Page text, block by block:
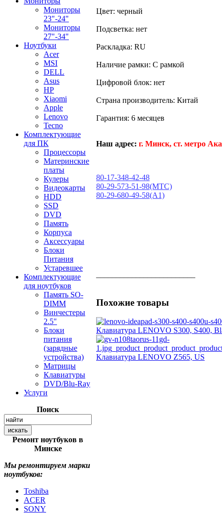
Мониторы
23"-24"
Мониторы
27"-34"
Ноутбуки
Acer
MSI
DELL
Asus
HP
Xiaomi
Apple
Lenovo
Tecno
Комплектующие
для ПК
Процессоры
Материнские
платы
Кулеры
Видеокарты
HDD
SSD
DVD
Память
Корпуса
Аксессуары
Блоки
Питания
Устаревшее
Комплектующие
для ноутбуков
Память SO-
DIMM
Винчестеры
2.5"
Блоки
питания
(зарядные
устройства)
Матрицы
Клавиатуры
DVD/Blu-Ray
Услуги
Поиск
Ремонт ноутбуков в
Минске
Мы ремонтируем марки
ноутбуков:
Toshiba
ACER
SONY
Цвет: черный
Подсветка: нет
Раскладка: RU
Наличие рамки: С рамкой
Цифровой блок: нет
Страна производитель: Китай
Гарантия: 6 месяцев
Наш адрес: г. Минск, ст. метро
80-17-348-42-48
80-29-573-51-98(МТС)
80-29-680-49-58(А1)
Похожие товары
Клавиатура LENOVO S300, S400,
Клавиатура LENOVO Z565, US